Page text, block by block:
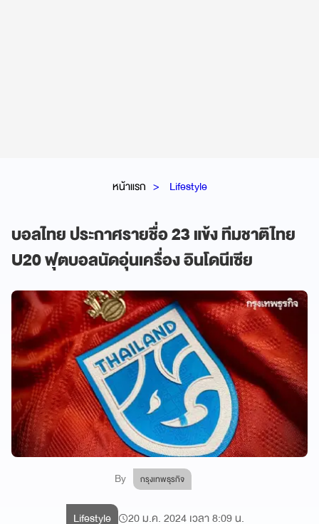
หน้าแรก Lifestyle
บอลไทย ประกาศรายชื่อ 23 แข้ง ทีมชาติไทย
U20 ฟุตบอลนัดอุ่นเครื่อง อินโดนีเซีย
By กรุงเทพธุรกิจ
Lifestyle 20 ม.ค. 2024 เวลา 8:09 น.